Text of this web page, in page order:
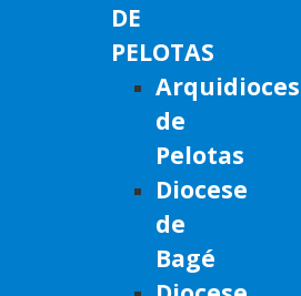
DE
PELOTAS
de
Pelotas
Diocese
de
Bagé